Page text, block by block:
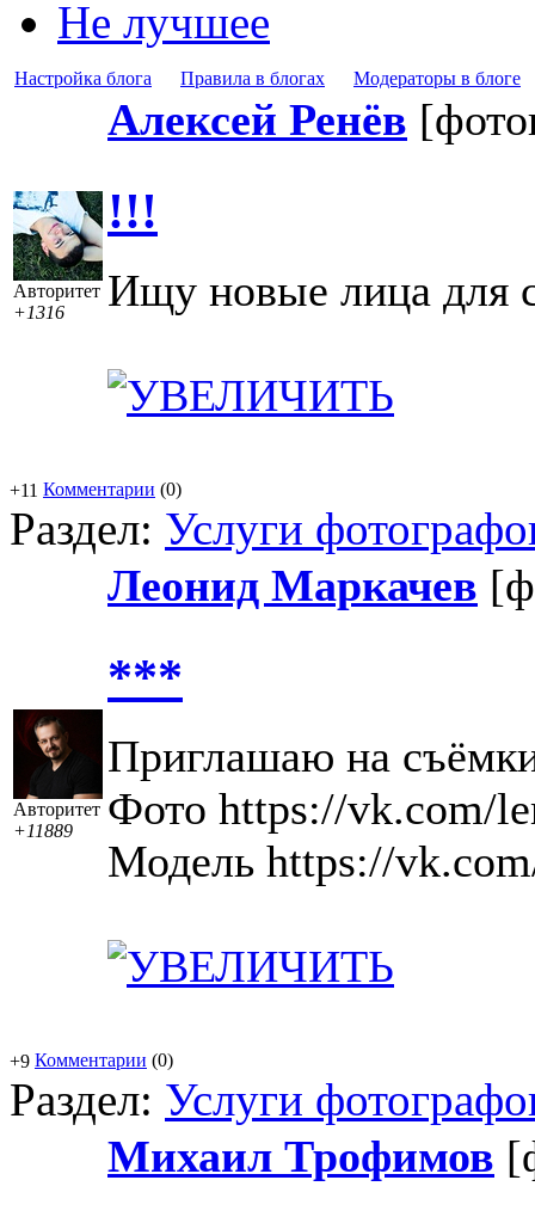
Не лучшее
Настройка блога Правила в блогах Модераторы в блоге
Авторитет
+1316
Алексей Ренёв
!!!
Ищу новые лица для
+11 Комментарии (0)
Раздел: Услуги
Авторитет
+11889
Леонид Маркачев
***
Приглашаю на
Фото https://vk.com/
Модель https://
+9 Комментарии (0)
Раздел: Услуги
Михаил Трофимов